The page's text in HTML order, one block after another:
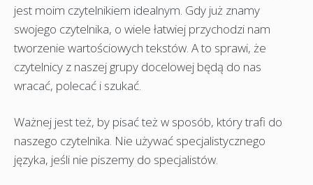
jest moim czytelnikiem idealnym. Gdy już znamy
swojego czytelnika, o wiele łatwiej przychodzi nam
tworzenie wartościowych tekstów. A to sprawi, że
czytelnicy z naszej grupy docelowej będą do nas
wracać, polecać i szukać.
Ważnej jest też, by pisać też w sposób, który trafi do
naszego czytelnika. Nie używać specjalistycznego
języka, jeśli nie piszemy do specjalistów.